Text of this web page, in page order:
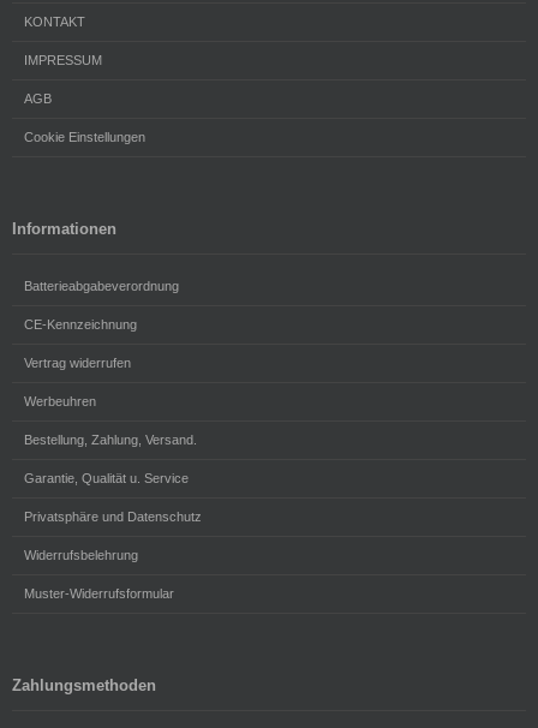
KONTAKT
IMPRESSUM
AGB
Cookie Einstellungen
Informationen
Batterieabgabeverordnung
CE-Kennzeichnung
Vertrag widerrufen
Werbeuhren
Bestellung, Zahlung, Versand.
Garantie, Qualität u. Service
Privatsphäre und Datenschutz
Widerrufsbelehrung
Muster-Widerrufsformular
Zahlungsmethoden